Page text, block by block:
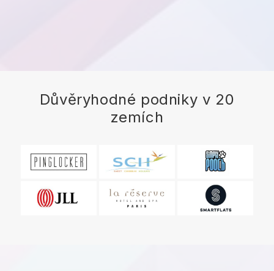
Důvěryhodné podniky v 20
zemích